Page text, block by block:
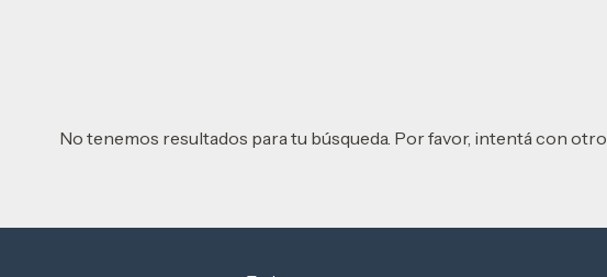
No tenemos resultados para tu búsqueda. Por favor, intentá con